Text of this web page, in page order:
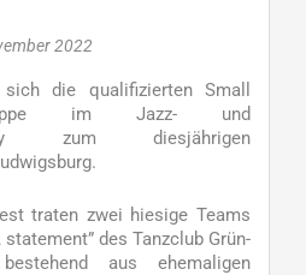
2022
die qualifizierten Small
im Jazz- und
zum diesjährigen
traten zwei hiesige Teams
des Tanzclub Grün-
aus ehemaligen